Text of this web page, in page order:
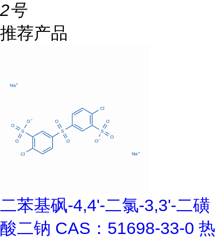
2号
推荐产品
二苯基砜-4,4'-二氯-3,3'-二磺
酸二钠 CAS：51698-33-0 热